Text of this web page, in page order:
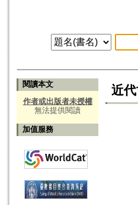
閱讀本文
作者或出版者未授權
無法提供閱讀
加值服務
近